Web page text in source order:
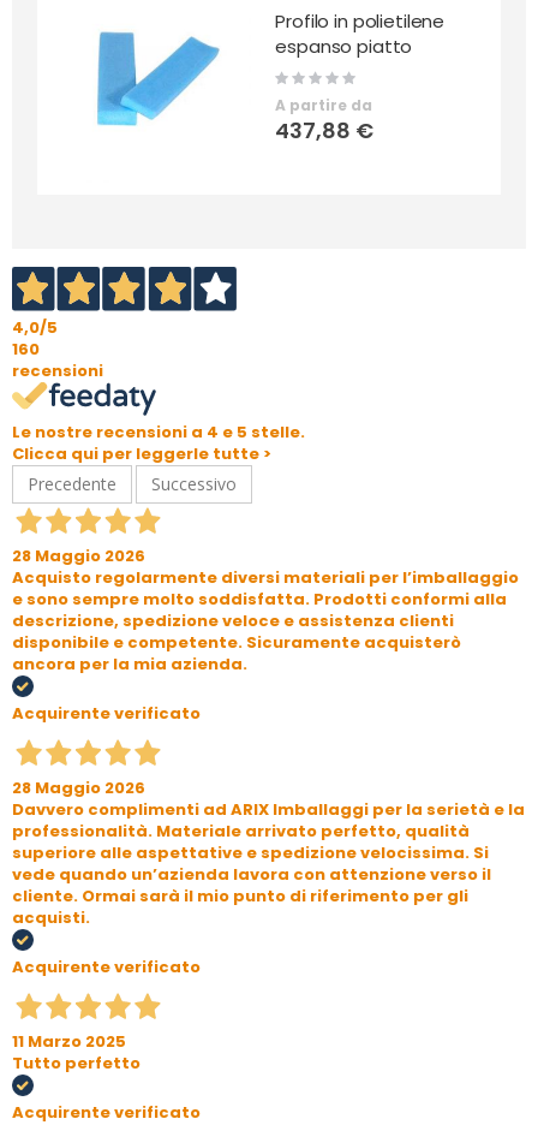
Profilo in polietilene
espanso piatto
Rating:
0%
A partire da
437,88 €
4,0/5
160
recensioni
Le nostre recensioni a 4 e 5 stelle.
Clicca qui per leggerle tutte >
Precedente
Successivo
28 Maggio 2026
Acquisto regolarmente diversi materiali per l’imballaggio
e sono sempre molto soddisfatta. Prodotti conformi alla
descrizione, spedizione veloce e assistenza clienti
disponibile e competente. Sicuramente acquisterò
ancora per la mia azienda.
Acquirente verificato
28 Maggio 2026
Davvero complimenti ad ARIX Imballaggi per la serietà e la
professionalità. Materiale arrivato perfetto, qualità
superiore alle aspettative e spedizione velocissima. Si
vede quando un’azienda lavora con attenzione verso il
cliente. Ormai sarà il mio punto di riferimento per gli
acquisti.
Acquirente verificato
11 Marzo 2025
Tutto perfetto
Acquirente verificato